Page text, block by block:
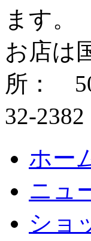
ます。
お店は
所：
32-
ホー
ニュ
ショ